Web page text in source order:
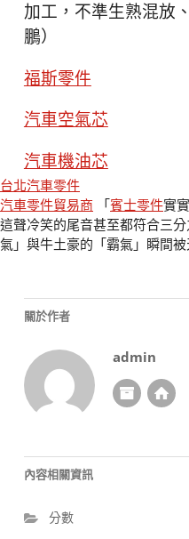
加工，不準生熟混放
鵬）
福斯零件
汽車空氣芯
汽車機油芯
台北汽車零件
汽車零件貿易商 「賓士零件實
這聲冷笑的尾音甚至都符合三
氣」與牛土豪的「霸氣」瞬間
關於作者
admin
內容相關資訊
分數